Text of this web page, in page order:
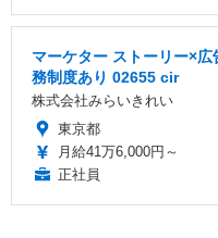
マーケター ストーリー×
務制度あり 02655 cir
株式会社みらいきれい
東京都
月給41万6,000円～
正社員